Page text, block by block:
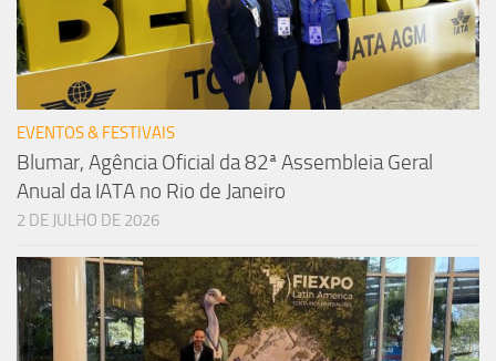
EVENTOS & FESTIVAIS
Blumar, Agência Oficial da 82ª Assembleia Geral
Anual da IATA no Rio de Janeiro
2 DE JULHO DE 2026